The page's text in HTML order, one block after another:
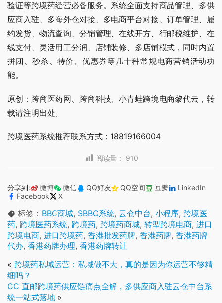
验证等跨境药经营必备服务。系统全面支持商品管理、多供
应商入驻、多海外仓对接、多电商平台对接、订单管理、履
约发货、物流查询、分销管理、在线开方、行邮税维护、在
线支付、灵活用工分润、店铺装修、多店铺模式，同时内置
拼团、秒杀、特价、优惠券等几十种常规电商营销活动功
能。
原创：跨商医药网、跨商科技、小青蛙跨境电商黎代云，转
载请注明出处。
跨境医药系统推荐联系方式：18819166004
阅读量： 910
分享到: 微博 微信 QQ好友 QQ空间 豆瓣
LinkedIn
Facebook
X
标签： BBC商城, SBBC系统, 云仓中台, 小程序, 跨境医
药, 跨境医药系统, 跨境药, 跨境药商城, 转型跨境电商, 进口
跨境电商, 进口跨境药, 香港批发药牌, 香港药牌, 香港药牌
代办, 香港药牌办理, 香港药牌转让
« 跨境药私域运营：私域做不大，真的是因为你运营不够精
细吗？
CC 直邮跨境药供应链痛点全解，多供应商入驻云仓中台系
统一站式落地 »